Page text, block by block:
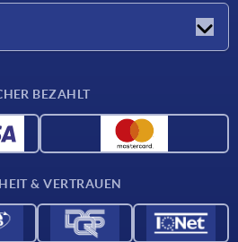
BEZAHLT
& VERTRAUEN